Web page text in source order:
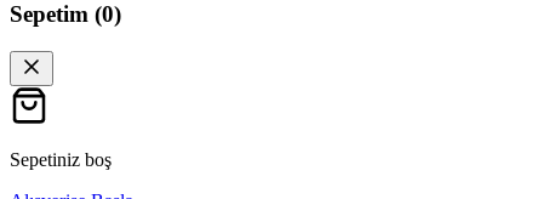
Sepetim (0)
Sepetiniz boş